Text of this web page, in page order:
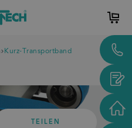
Kurz-Transportband
TEILEN